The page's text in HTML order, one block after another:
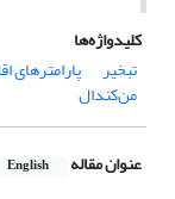
کلیدواژه‌ها
تبخیر
پارامترهای
من‌کندال
عنوان مقاله English